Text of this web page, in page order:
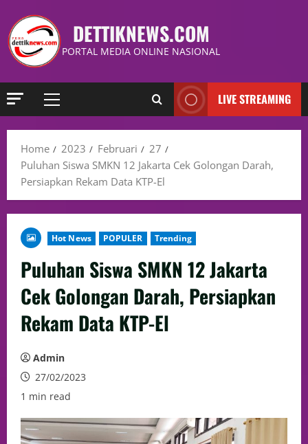
DETTIKNEWS.COM
PORTAL MEDIA ONLINE NASIONAL
LIVE STREAMING
Home 2023 Februari
27
Puluhan Siswa SMKN 12 Jakarta Cek Golongan Darah,
Persiapkan Rekam Data KTP-El
Hot News POPULER Trending
Puluhan Siswa SMKN 12 Jakarta
Cek Golongan Darah, Persiapkan
Rekam Data KTP-El
Admin
27/02/2023
1 min read